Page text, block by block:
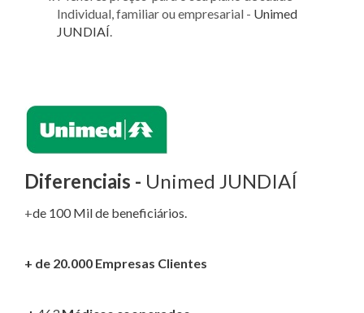
Individual, familiar ou empresarial - Unimed
JUNDIAÍ.
Diferenciais - Unimed JUNDIAÍ
+de 100 Mil de beneficiários.
+ de 20.000 Empresas Clientes